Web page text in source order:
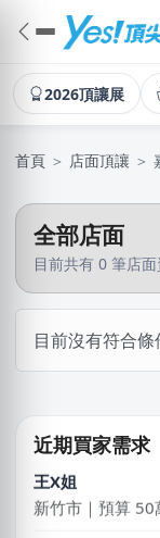
2026頂讓展
首頁 ＞ 店面頂讓 ＞
全部店面
目前共有 0 筆店
目前沒有符合條
近期買家需求
簡X之
桃園市｜預算 10
王X姐
新竹市｜預算